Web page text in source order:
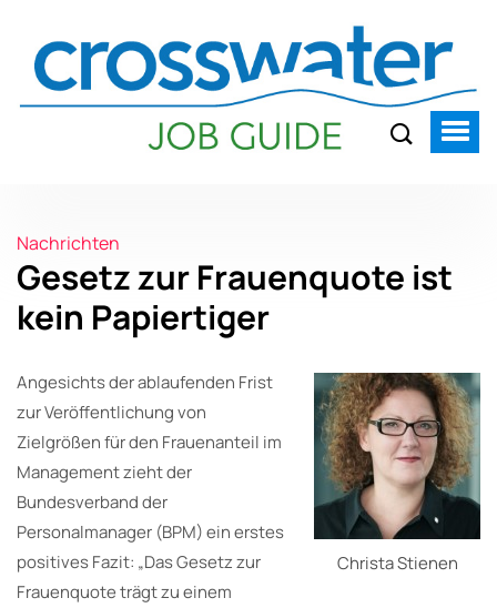
Nachrichten
Gesetz zur Frauenquote ist
kein Papiertiger
Christa Stienen
Angesichts der ablaufenden Frist
zur Veröffentlichung von
Zielgrößen für den Frauenanteil im
Management zieht der
Bundesverband der
Personalmanager (BPM) ein erstes
positives Fazit: „Das Gesetz zur
Frauenquote trägt zu einem